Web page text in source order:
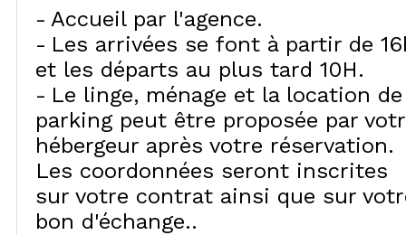
Accueil par l'agence
Les arrivées se font à partir de
et les départs au plus tard 10H
Le linge, ménage et la location de
parking peut être proposée par
hébergeur après votre réservation.
Les coordonnées seront inscrites
sur votre contrat ainsi que sur
bon d'échange.